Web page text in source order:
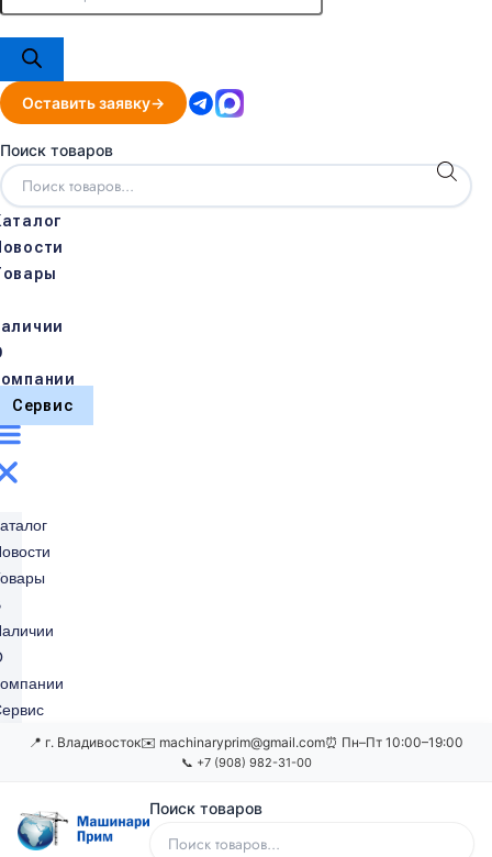
Оставить заявку
Поиск товаров
Сервис
📍 г. Владивосток✉️ machinaryprim@gmail.com⏰ Пн–Пт 10:00–19:00
📞 +7 (908) 982-31-00
Поиск товаров